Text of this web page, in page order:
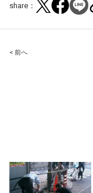
share：
Post
< 前へ